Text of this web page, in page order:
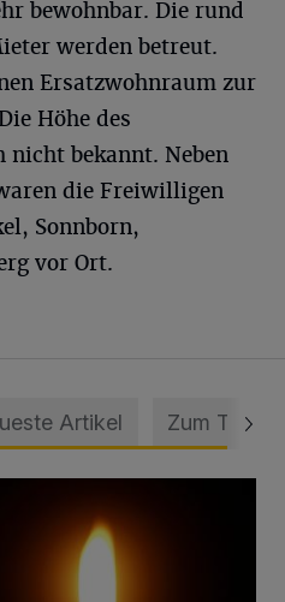
bewohnbar. Die rund
werden betreut.
Ersatzwohnraum zur
Höhe des
nicht bekannt. Neben
die Freiwilligen
Sonnborn,
vor Ort.
Artikel Zum Thema